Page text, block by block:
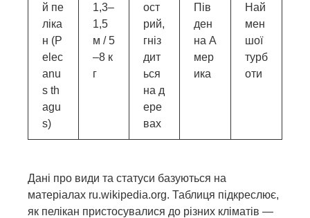
й пе
ліка
н (P
elec
anu
s th
agu
s)
1,3–
1,5
м / 5
–8 к
г
ост
рий,
гніз
дит
ься
на д
ере
вах
Пів
ден
на А
мер
ика
Най
мен
шої
турб
оти
Дані про види та статуси базуються на
матеріалах ru.wikipedia.org. Таблиця підкреслює,
як пелікан пристосувалися до різних кліматів —